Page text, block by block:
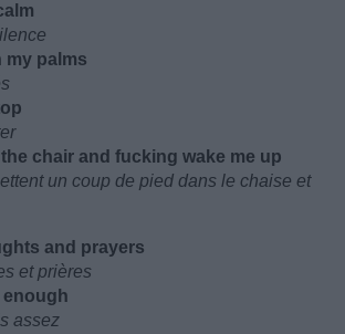
my palms
chair and fucking wake me up
un coup de pied dans le chaise et
and prayers
et prières
enough
assez